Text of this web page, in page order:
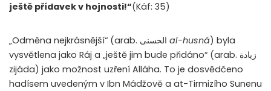
ještě přídavek v hojnosti!“(Káf: 35)
al-husná) byla
vysvětlena jako Ráj a „ještě jim bude přidáno“ (arab. زيادة
zijáda) jako možnost uzření Alláha. To je dosvědčeno
hadísem uvedeným v Ibn Mádžově a at-Tirmizího Sunenu